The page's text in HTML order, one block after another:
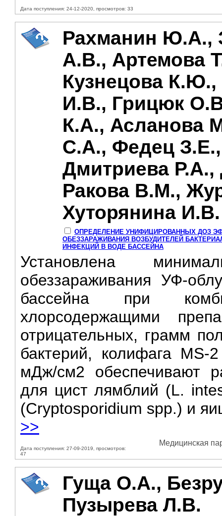
Дата поступления: 24-12-2020, просмотров: 33
Рахманин Ю.А.,
А.В., Артемова
Кузнецова К.Ю.,
И.В., Грицюк
К.А., Асланова
С.А., Федец
Дмитриева Р.А.,
Ракова В.М.,
Хуторянина И.В.
ОПРЕДЕЛЕНИЕ УНИФИЦИРОВАННЫХ ДОЗ
ОБЕЗЗАРАЖИВАНИЯ ВОЗБУДИТЕЛЕЙ
ИНФЕКЦИЙ В ВОДЕ БАССЕЙНА
Установлена
обеззараживания УФ-
бассейна при
хлорсодержащими
отрицательных, грамм
бактерий, колифага
мДж/см2 обеспечивают
для цист лямблий (L.
(Cryptosporidium spp.) и
>>
Дата поступления: 27-09-2019, просмотров:
47
Медицинская
Гуща О.А.,
Пузырева Л.В.